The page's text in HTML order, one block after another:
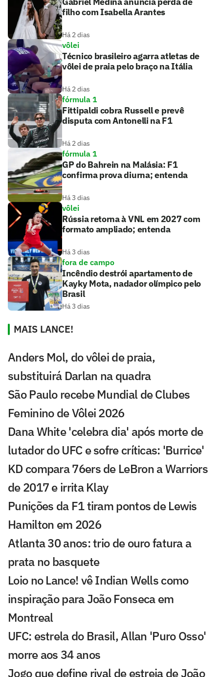
filho com Isabella Arantes
Há 2 dias
vôlei
Técnico brasileiro agarra atletas de
vôlei de praia pelo braço na Itália
Há 2 dias
fórmula 1
Fittipaldi cobra Russell e prevê
disputa com Antonelli na F1
Há 2 dias
fórmula 1
GP do Bahrein na Malásia: F1
confirma prova diurna; entenda
Há 3 dias
vôlei
Rússia retorna à VNL em 2027 com
formato ampliado; entenda
Há 3 dias
fora de campo
Incêndio destrói apartamento de
Kayky Mota, nadador olímpico pelo
Brasil
Há 3 dias
MAIS LANCE!
Anders Mol, do vôlei de praia,
substituirá Darlan na quadra
São Paulo recebe Mundial de Clubes
Feminino de Vôlei 2026
Dana White 'celebra dia' após morte de
lutador do UFC e sofre críticas: 'Burrice'
KD compara 76ers de LeBron a Warriors
de 2017 e irrita Klay
Punições da F1 tiram pontos de Lewis
Hamilton em 2026
Atlanta 30 anos: trio de ouro fatura a
prata no basquete
Loio no Lance! vê Indian Wells como
inspiração para João Fonseca em
Montreal
UFC: estrela do Brasil, Allan 'Puro Osso'
morre aos 34 anos
Jogo que define rival de estreia de João